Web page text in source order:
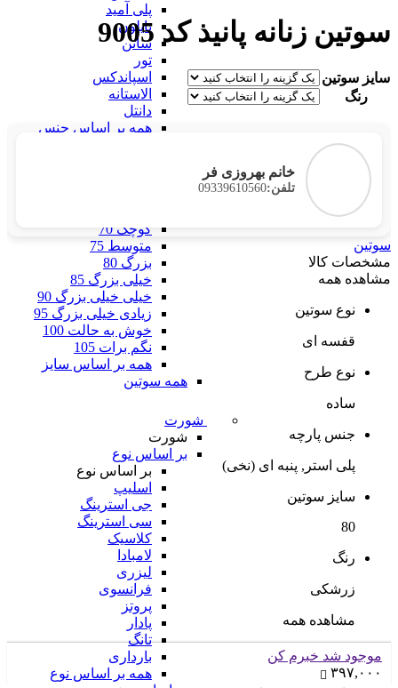
پلی آمید
نایلون
ساتن
تور
اسپاندکس
الاستانه
دانتل
همه بر اساس جنس
کوچک 70
متوسط 75
بزرگ 80
خیلی بزرگ 85
خیلی خیلی بزرگ 90
زیادی خیلی بزرگ 95
خوش به حالت 100
نگم برات 105
همه بر اساس سایز
همه سوتین
شورت
شورت
بر اساس نوع
بر اساس نوع
اسلیپ
جی استرینگ
سی استرینگ
کلاسیک
لامبادا
لیزری
فرانسوی
پروتز
پادار
تانگ
بارداری
همه بر اساس نوع
سوتین زنانه پانیذ کد 9005
سایز سوتین
رنگ
خانم بهروزی فر
تلفن:09339610560
سوتین
مشخصات کالا
مشاهده همه
نوع سوتین
قفسه ای
نوع طرح
ساده
جنس پارچه
پلی استر, پنبه ای (نخی)
سایز سوتین
80
رنگ
زرشکی
مشاهده همه
موجود شد خبرم کن
۳۹۷,۰۰۰